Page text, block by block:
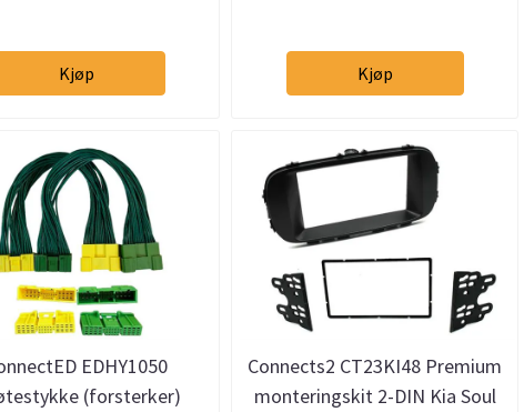
Kjøp Kjøp
EDHY1050
(forsterker)
Connects2 CT23KI48 Premium
monteringskit 2-DIN Kia Soul